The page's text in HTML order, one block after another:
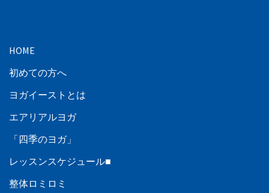
HOME
初めての方へ
ヨガイーストとは
エアリアルヨガ
「四季のヨガ」
レッスンスケジュール■
整体ロミロミ